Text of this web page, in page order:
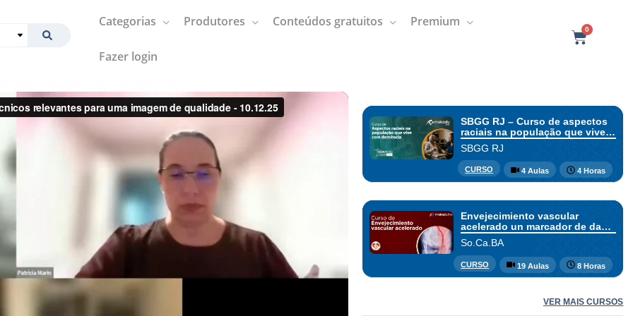
Categorias Produtores Conteúdos gratuitos Premium
Fazer login
0C
SBGG RJ – Curso de aspectos
raciais na população que vive
com demência
SBGG RJ
CURSO 4 Aulas 4 Horas
Envejecimiento vascular
acelerado un marcador de daño
arterial en las distintas etapas
de la vida
So.Ca.BA
CURSO 19 Aulas 8 Horas
VER MAIS CURSOS